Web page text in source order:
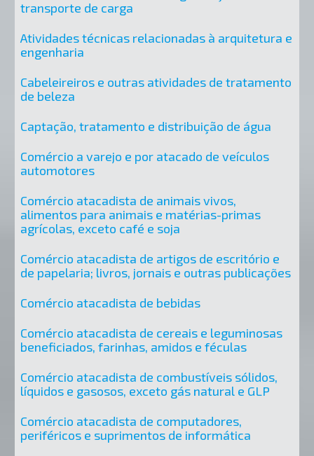
transporte de carga
Atividades técnicas relacionadas à arquitetura e
engenharia
Cabeleireiros e outras atividades de tratamento
de beleza
Captação, tratamento e distribuição de água
Comércio a varejo e por atacado de veículos
automotores
Comércio atacadista de animais vivos,
alimentos para animais e matérias-primas
agrícolas, exceto café e soja
Comércio atacadista de artigos de escritório e
de papelaria; livros, jornais e outras publicações
Comércio atacadista de bebidas
Comércio atacadista de cereais e leguminosas
beneficiados, farinhas, amidos e féculas
Comércio atacadista de combustíveis sólidos,
líquidos e gasosos, exceto gás natural e GLP
Comércio atacadista de computadores,
periféricos e suprimentos de informática